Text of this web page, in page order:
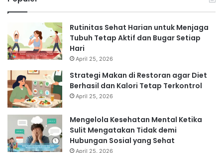
Rutinitas Sehat Harian untuk Menjaga
Tubuh Tetap Aktif dan Bugar Setiap
Hari
April 25, 2026
Strategi Makan di Restoran agar Diet
Berhasil dan Kalori Tetap Terkontrol
April 25, 2026
Mengelola Kesehatan Mental Ketika
Sulit Mengatakan Tidak demi
Hubungan Sosial yang Sehat
April 25, 2026